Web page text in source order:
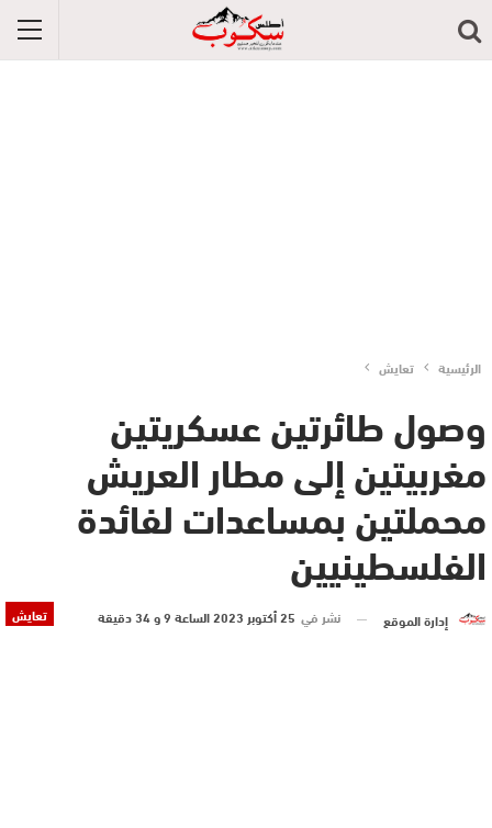
الرئيسية تعايش
وصول طائرتين عسكريتين
مغربيتين إلى مطار العريش
محملتين بمساعدات لفائدة
الفلسطينيين
تعايش إدارة الموقع نشر في 25 أكتوبر 2023 الساعة 9 و 34 دقيقة